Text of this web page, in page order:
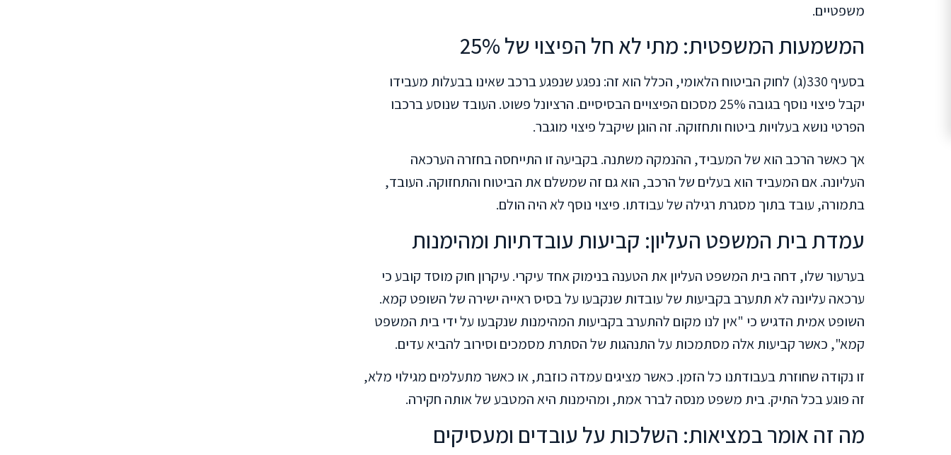
משפטיים.
המשמעות המשפטית: מתי לא חל הפיצוי של 25%
בסעיף 330(ג) לחוק הביטוח הלאומי, הכלל הוא זה: נפגע שנפגע ברכב שאינו בבעלות מעבידו
יקבל פיצוי נוסף בגובה 25% מסכום הפיצויים הבסיסיים. הרציונל פשוט. העובד שנוסע ברכבו
הפרטי נושא בעלויות ביטוח ותחזוקה. זה הוגן שיקבל פיצוי מוגבר.
אך כאשר הרכב הוא של המעביד, ההנמקה משתנה. בקביעה זו התייחסה בחזרה הערכאה
העליונה. אם המעביד הוא בעלים של הרכב, הוא גם זה שמשלם את הביטוח והתחזוקה. העובד,
בתמורה, עובד בתוך מסגרת רגילה של עבודתו. פיצוי נוסף לא היה הולם.
עמדת בית המשפט העליון: קביעות עובדתיות ומהימנות
בערעור שלו, דחה בית המשפט העליון את הטענה בנימוק אחד עיקרי. עיקרון חוק מוסד קובע כי
ערכאה עליונה לא תתערב בקביעות של עובדות שנקבעו על בסיס ראייה ישירה של השופט קמא.
השופט אמית הדגיש כי "אין לנו מקום להתערב בקביעות המהימנות שנקבעו על ידי בית המשפט
קמא", כאשר קביעות אלה מסתמכות על התנהגות של הסתרת מסמכים וסירוב להביא עדים.
זו נקודה שחוזרת בעבודתנו כל הזמן. כאשר מציגים עמדה כוזבת, או כאשר מתעלמים מגילוי מלא,
זה פוגע בכל התיק. בית משפט מנסה לברר אמת, ומהימנות היא המטבע של אותה חקירה.
מה זה אומר במציאות: השלכות על עובדים ומעסיקים